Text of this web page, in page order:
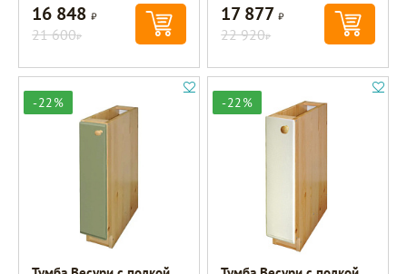
16 848Р
21 600Р
17 877Р
22 920Р
-22% -22%